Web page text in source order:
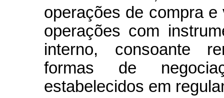
operações de compra
operações com
interno, consoante
formas de
estabelecidos em